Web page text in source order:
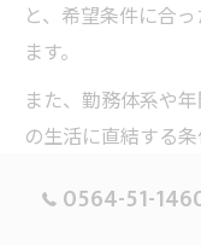
と、希望条件に合
ます。
また、勤務体系や
の生活に直結する
は「実際の残業時
績」などを質問し
0564-51-